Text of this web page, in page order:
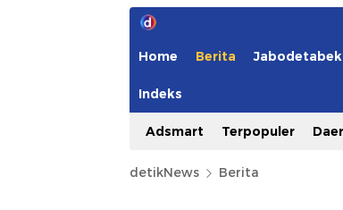
Home Berita Jabodetabek
Indeks
Adsmart Terpopuler
detikNews Berita